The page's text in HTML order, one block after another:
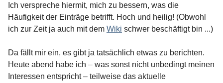
Ich verspreche hiermit, mich zu bessern, was die
Häufigkeit der Einträge betrifft. Hoch und heilig! (Obwohl
ich zur Zeit ja auch mit dem Wiki schwer beschäftigt bin ...)
Da fällt mir ein, es gibt ja tatsächlich etwas zu berichten.
Heute abend habe ich – was sonst nicht unbedingt meinen
Interessen entspricht – teilweise das aktuelle